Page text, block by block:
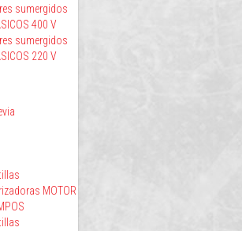
sumergidos
400 V
sumergidos
220 V
MOTOR